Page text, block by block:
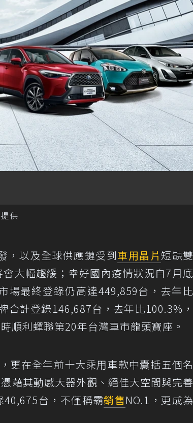
供
，以及全球供應鏈受到車用晶片短缺雙
大幅趨緩；幸好國內疫情狀況自7月底
場最終登錄仍高達449,859台，去年比
合計登錄146,687台，去年比100.3%，
順利蟬聯第20年台灣車市龍頭寶座。
更在全年前十大乘用車款中囊括五個名
藉其動感大器外觀、絕佳大空間與完善
40,675台，不僅稱霸銷售NO.1，更成為